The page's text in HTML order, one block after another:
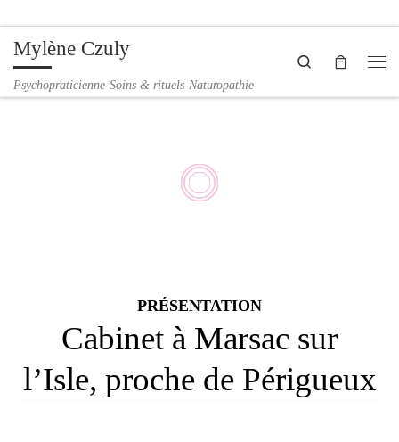
Passer au contenu
Mylène Czuly
Psychopraticienne-Soins & rituels-Naturopathie
Search
Mylène
Psychoprati
cienne-
PRÉSENTATION
Cabinet à Marsac sur
l’Isle, proche de Périgueux